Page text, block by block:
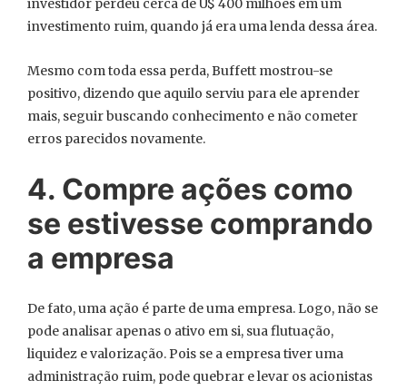
investidor perdeu cerca de U$ 400 milhões em um
investimento ruim, quando já era uma lenda dessa área.
Mesmo com toda essa perda, Buffett mostrou-se
positivo, dizendo que aquilo serviu para ele aprender
mais, seguir buscando conhecimento e não cometer
erros parecidos novamente.
4. Compre ações como
se estivesse comprando
a empresa
De fato, uma ação é parte de uma empresa. Logo, não se
pode analisar apenas o ativo em si, sua flutuação,
liquidez e valorização. Pois se a empresa tiver uma
administração ruim, pode quebrar e levar os acionistas